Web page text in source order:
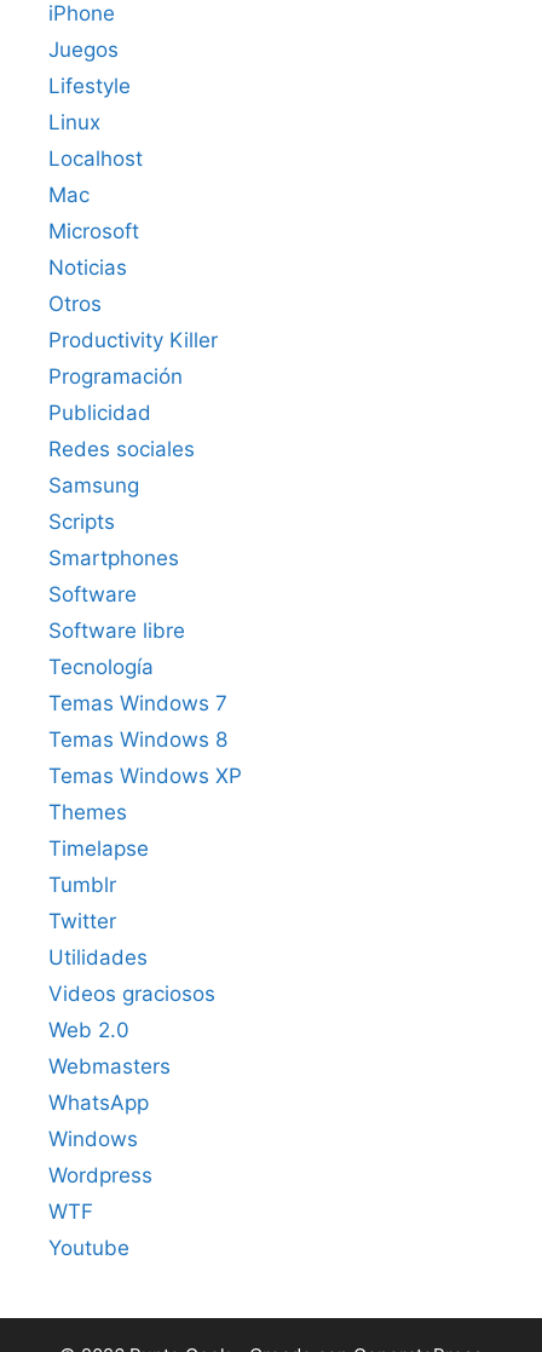
iPhone
Juegos
Lifestyle
Linux
Localhost
Mac
Microsoft
Noticias
Otros
Productivity Killer
Programación
Publicidad
Redes sociales
Samsung
Scripts
Smartphones
Software
Software libre
Tecnología
Temas Windows 7
Temas Windows 8
Temas Windows XP
Themes
Timelapse
Tumblr
Twitter
Utilidades
Videos graciosos
Web 2.0
Webmasters
WhatsApp
Windows
Wordpress
WTF
Youtube